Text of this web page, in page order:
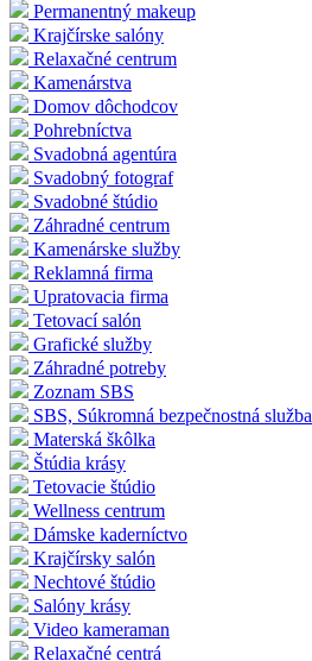
Permanentný makeup
Krajčírske salóny
Relaxačné centrum
Kamenárstva
Domov dôchodcov
Pohrebníctva
Svadobná agentúra
Svadobný fotograf
Svadobné štúdio
Záhradné centrum
Kamenárske služby
Reklamná firma
Upratovacia firma
Tetovací salón
Grafické služby
Záhradné potreby
Zoznam SBS
SBS, Súkromná bezpečnostná služba
Materská škôlka
Štúdia krásy
Tetovacie štúdio
Wellness centrum
Dámske kaderníctvo
Krajčírsky salón
Nechtové štúdio
Salóny krásy
Video kameraman
Relaxačné centrá